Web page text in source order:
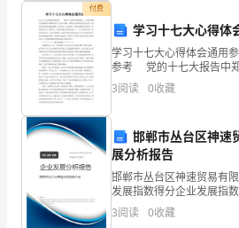
付费
学习十七大心得体
学习十七大心得体会通用
参考 党的十七大报告中
地高举中国特色社会主义
史起点出发，抓住和用好
3阅读 0收藏
邯郸市丛台区神速
展分析报告
邯郸市丛台区神速贸易有
发展指数得分企业发展指
有限公司综合得分说明：
企业创新、企业风险、企
3阅读 0收藏